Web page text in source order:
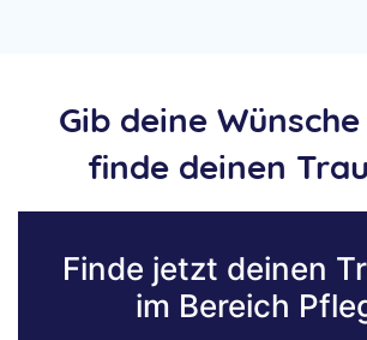
Gib deine
finde deinen